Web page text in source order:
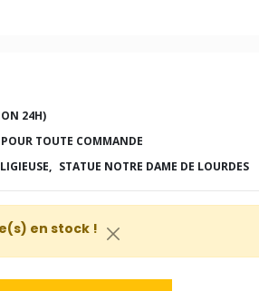
24H)
TOUTE COMMANDE
STATUE NOTRE DAME DE LOURDES
en stock !